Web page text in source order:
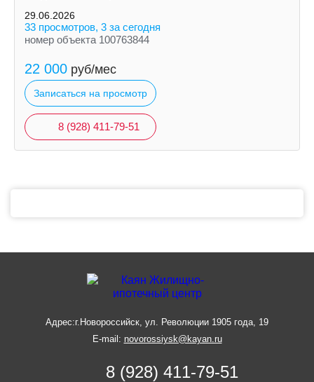
29.06.2026
33 просмотров, 3 за сегодня
номер объекта 100763844
22 000 руб/мес
Записаться на просмотр
8 (928) 411-79-51
Адрес:г.Новороссийск, ул. Революции 1905 года, 19
E-mail: novorossiysk@kayan.ru
8 (928) 411-79-51